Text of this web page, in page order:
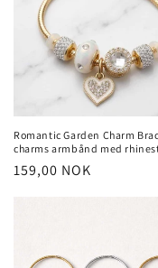
Romantic Garden Charm
charms armbånd med
Vanlig
159,00 NOK